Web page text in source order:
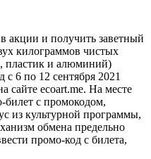
акции и получить заветный
килограммов чистых
пластик и алюминий)
с 6 по 12 сентября 2021
сайте ecoart.me. На месте
с промокодом,
из культурной программы,
обмена предельно
промо‑код с билета,